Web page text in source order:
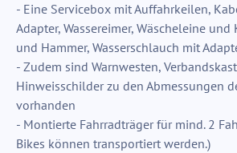
- Eine Servicebox mit Auffahrkeilen,
Adapter, Wassereimer, Wäscheleine
und Hammer, Wasserschlauch mit
- Zudem sind Warnwesten,
Hinweisschilder zu den Abmessungen
vorhanden
- Montierte Fahrradträger für mind. 2
Bikes können transportiert werden.)